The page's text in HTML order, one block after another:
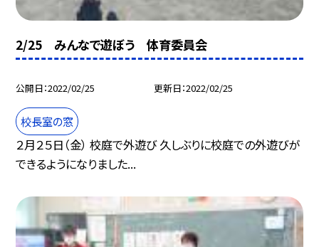
2/25 みんなで遊ぼう 体育委員会
公開日 2022/02/25 更新日 2022/02/25
校長室の窓
２月２５日（金） 校庭で外遊び 久しぶりに校庭での外遊びが
できるようになりました...